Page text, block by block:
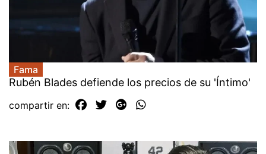
Fama
Rubén Blades defiende los precios de su 'Íntimo'
compartir en: